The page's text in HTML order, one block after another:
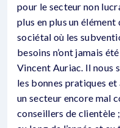
pour le secteur non
plus en plus un
sociétal où les
besoins n’ont jamais
Vincent Auriac. Il nous
les bonnes pratiques
un secteur encore mal
conseillers de clientèle